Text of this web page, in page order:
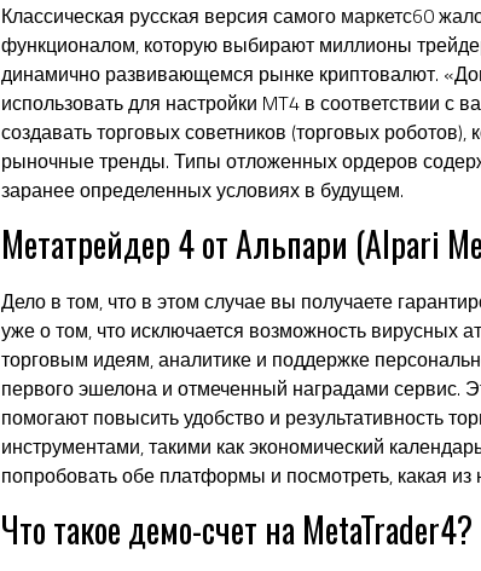
Классическая русская версия самого маркетс60
функционалом, которую выбирают миллионы
динамично развивающемся рынке криптовалют.
использовать для настройки MT4 в соответствии
создавать торговых советников (торговых
рыночные тренды. Типы отложенных ордеров
заранее определенных условиях в будущем.
Метатрейдер 4 от Альпари (Alpari
Дело в том, что в этом случае вы получаете
уже о том, что исключается возможность вирусных
торговым идеям, аналитике и поддержке
первого эшелона и отмеченный наградами сервис.
помогают повысить удобство и результативность
инструментами, такими как экономический
попробовать обе платформы и посмотреть, какая из
Что такое демо-счет на MetaTrader4?